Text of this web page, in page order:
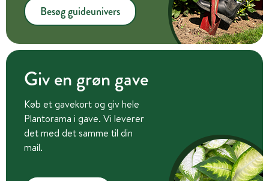
Besøg guideunivers
Giv en grøn gave
Køb et gavekort og giv hele
Plantorama i gave. Vi leverer
det med det samme til din
mail.